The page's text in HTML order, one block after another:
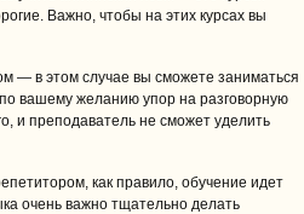
Важно, чтобы на этих курсах вы
— в этом случае вы сможете заниматься
вашему желанию упор на разговорную
и преподаватель не сможет уделить
как правило, обучение идет
очень важно тщательно делать